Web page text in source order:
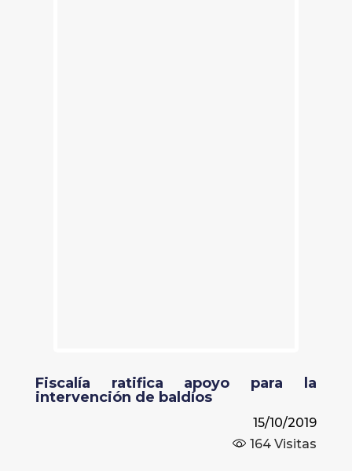
Fiscalía ratifica apoyo para la
intervención de baldíos
15/10/2019
164 Visitas